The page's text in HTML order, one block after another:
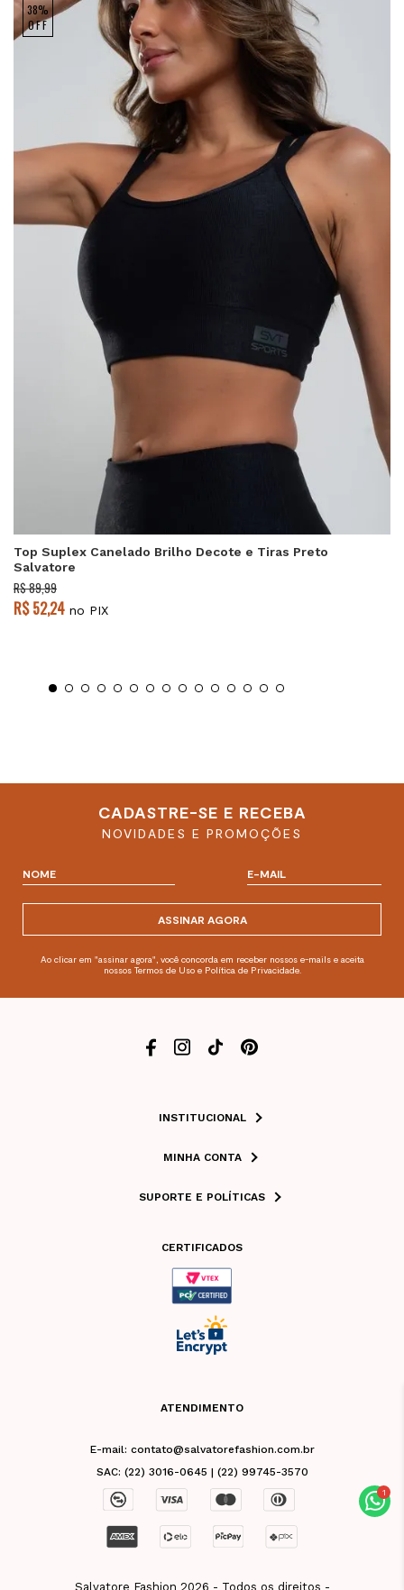
38%
OFF
Top Suplex Canelado Brilho Decote e Tiras Preto
Salvatore
R$ 89,99
R$ 52,24 no PIX
CADASTRE-SE E RECEBA
NOVIDADES E PROMOÇÕES
ASSINAR AGORA
Ao clicar em "assinar agora", você concorda em receber nossos e-mails e aceita
nossos Termos de Uso e Política de Privacidade.
INSTITUCIONAL
MINHA CONTA
SUPORTE E POLÍTICAS
CERTIFICADOS
ATENDIMENTO
E-mail: contato@salvatorefashion.com.br
SAC: (22) 3016-0645 | (22) 99745-3570
Salvatore Fashion 2026 - Todos os direitos -